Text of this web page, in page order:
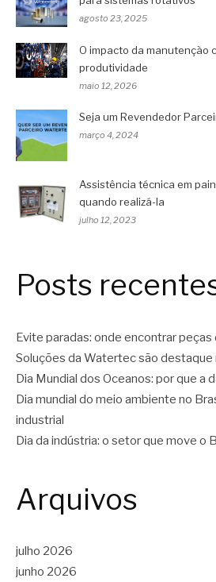
agosto 23, 2025
O impacto da manutenção
produtividade
maio 12, 2026
Seja um Revendedor
março 4, 2024
Assistência técnica em
quando realizá-la
julho 12, 2023
Posts
Evite paradas: onde encontrar
Soluções da Watertec são destaque
Dia Mundial dos Oceanos: por que a
Dia mundial do meio ambiente no
industrial
Dia da indústria: o setor que move o
Arquivos
julho 2026
junho 2026